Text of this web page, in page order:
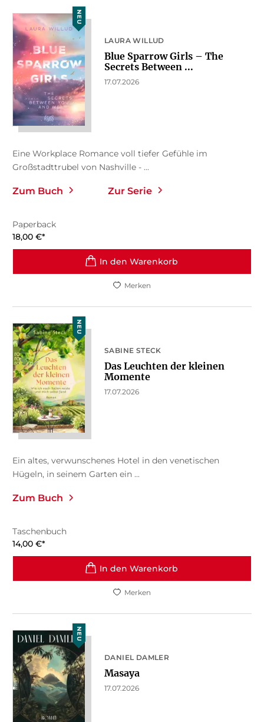
NEU
LAURA WILLUD
Blue Sparrow Girls – The
Secrets Between ...
17.07.2026
Eine Workplace Romance voll tiefer Gefühle im
Großstadttrubel von Nashville - ...
Zum Buch Zur Serie
Paperback
18,00 €*
In den Warenkorb
Merken
NEU
SABINE STECK
Das Leuchten der kleinen
Momente
17.07.2026
Ein altes, verwunschenes Hotel in den venetischen
Hügeln, in seinem Garten ein ...
Zum Buch
Taschenbuch
14,00 €*
In den Warenkorb
Merken
NEU
DANIEL DAMLER
Masaya
17.07.2026